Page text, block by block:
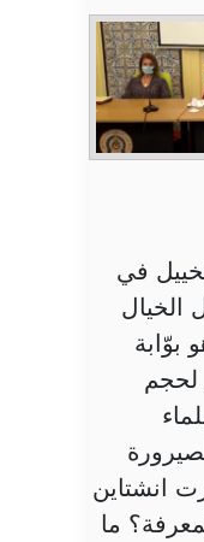
في
الخيال
بوّابة
لحجم
انشتاين
ما